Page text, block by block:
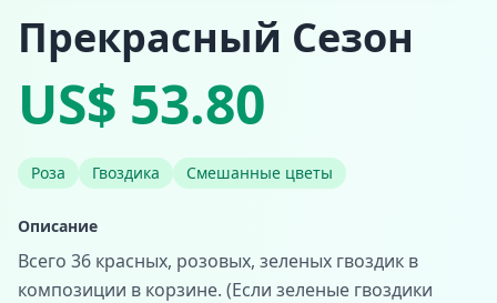
Прекрасный Сезон
US$ 53.80
Роза Гвоздика Смешанные цветы
Описание
Всего 36 красных, розовых, зеленых гвоздик в
композиции в корзине. (Если зеленые гвоздики